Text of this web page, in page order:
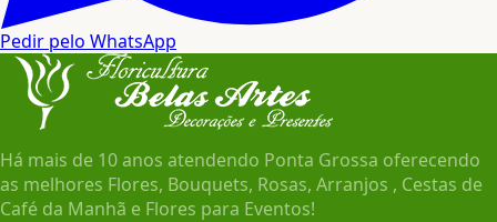
Pedir pelo WhatsApp
Há mais de 10 anos atendendo Ponta Grossa oferecendo
as melhores Flores, Bouquets, Rosas, Arranjos , Cestas de
Café da Manhã e Flores para Eventos!